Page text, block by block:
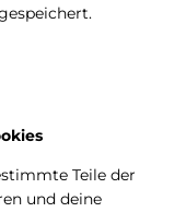
Teile der
und deine